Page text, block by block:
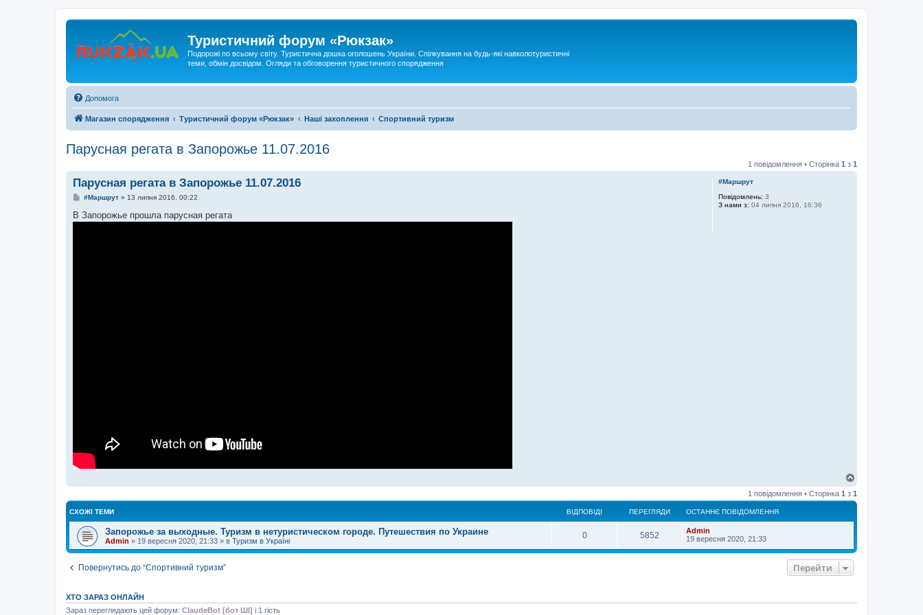
Туристичний форум «Рюкзак»
Подорожі по всьому світу. Туристична дошка оголошень України. Спілкування на будь-які навколотуристичні
теми, обмін досвідом. Огляди та обговорення туристичного спорядження
Допомога
Магазин спорядження Туристичний форум «Рюкзак» Наші захоплення Спортивний туризм
Парусная регата в Запорожье 11.07.2016
1 повідомлення • Сторінка 1 з 1
#Маршрут
Повідомлень: 3
З нами з: 04 липня 2016, 16:36
Парусная регата в Запорожье 11.07.2016
П
в
і
#Маршрут» 13 липня 2016, 00:22
В Запорожье прошла парусная регата
г
о
1 повідомлення • Сторінка 1 з 1
СХОЖІ ТЕМИ ВІДПОВІДІ ПЕРЕГЛЯДИ ОСТАННЄ ПОВІДОМЛЕННЯ
Запорожье за выходные. Туризм в нетуристическом городе. Путешествия по Украине
Admin » 19 вересня 2020, 21:33 » в Туризм в Україні
0 5852
Admin
19 вересня 2020, 21:33
Повернутись до “Спортивний туризм” Перейти
ХТО ЗАРАЗ ОНЛАЙН
Зараз переглядають цей форум: ClaudeBot [бот ШІ] і 1 гість